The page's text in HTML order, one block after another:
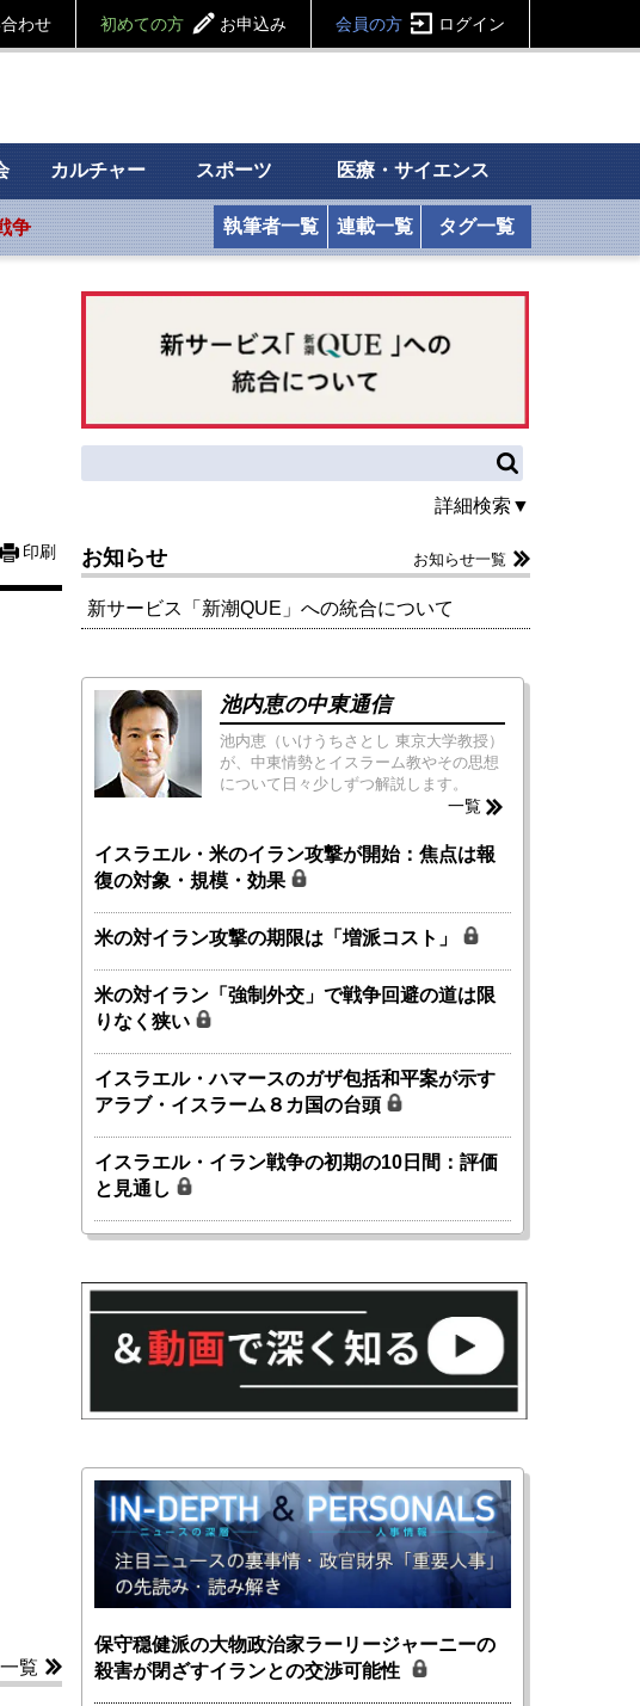
わせ 初めての方 お申込み 会員の方 ログイン
カルチャー スポーツ 医療・サイエンス
争 執筆者一覧 連載一覧 タグ一覧
印刷
覧
詳細検索▼
お知らせ お知らせ一覧
新サービス「新潮QUE」への統合について
池内恵の中東通信
池内恵（いけうちさとし 東京大学教授）
が、中東情勢とイスラーム教やその思想
について日々少しずつ解説します。
一覧
イスラエル・米のイラン攻撃が開始：焦点は報
復の対象・規模・効果
米の対イラン攻撃の期限は「増派コスト」
米の対イラン「強制外交」で戦争回避の道は限
りなく狭い
イスラエル・ハマースのガザ包括和平案が示す
アラブ・イスラーム８カ国の台頭
イスラエル・イラン戦争の初期の10日間：評価
と見通し
保守穏健派の大物政治家ラーリージャーニーの
殺害が閉ざすイランとの交渉可能性